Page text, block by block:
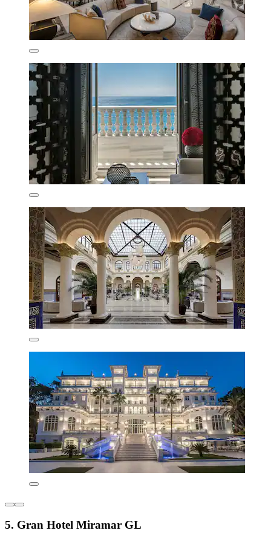
5. Gran Hotel Miramar GL